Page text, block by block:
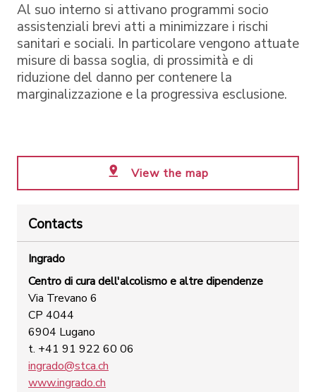
Al suo interno si attivano programmi socio
assistenziali brevi atti a minimizzare i rischi
sanitari e sociali. In particolare vengono attuate
misure di bassa soglia, di prossimità e di
riduzione del danno per contenere la
marginalizzazione e la progressiva esclusione.
View the map
Contacts
Ingrado
Centro di cura dell'alcolismo e altre dipendenze
Via Trevano 6
CP 4044
6904 Lugano
t. +41 91 922 60 06
ingrado@stca.ch
www.ingrado.ch